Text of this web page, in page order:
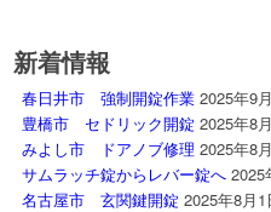
新着情報
春日井市 強制開錠作業 2025年9
豊橋市 セドリック開錠 2025年8
みよし市 ドアノブ修理 2025年8
サムラッチ錠からレバー錠へ 2025
名古屋市 玄関鍵開錠 2025年8月1